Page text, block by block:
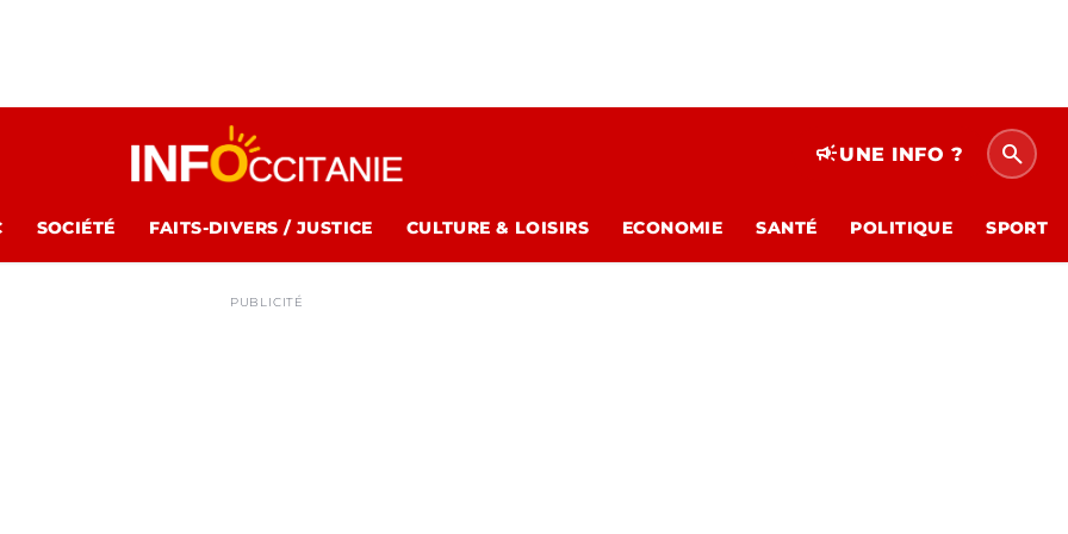
campaignUNE INFO ? search
SOCIÉTÉ FAITS-DIVERS / JUSTICE CULTURE & LOISIRS ECONOMIE SANTÉ POLITIQUE SPORT
PUBLICITÉ